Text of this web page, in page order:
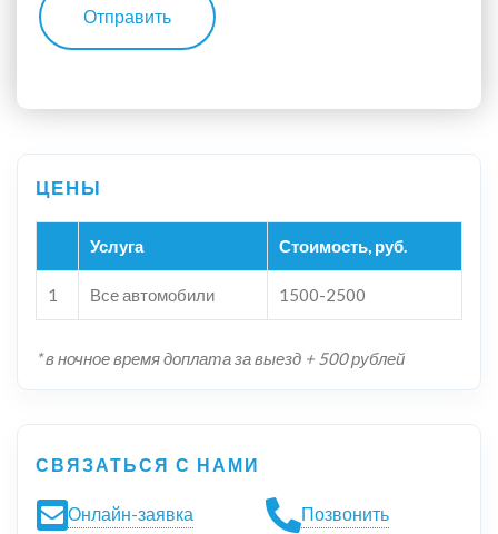
Отправить
Услуга Стоимость, руб.
1 Все автомобили 1500-2500
* в ночное время доплата за выезд + 500 рублей
СВЯЗАТЬСЯ С НАМИ
Онлайн-заявка Позвонить